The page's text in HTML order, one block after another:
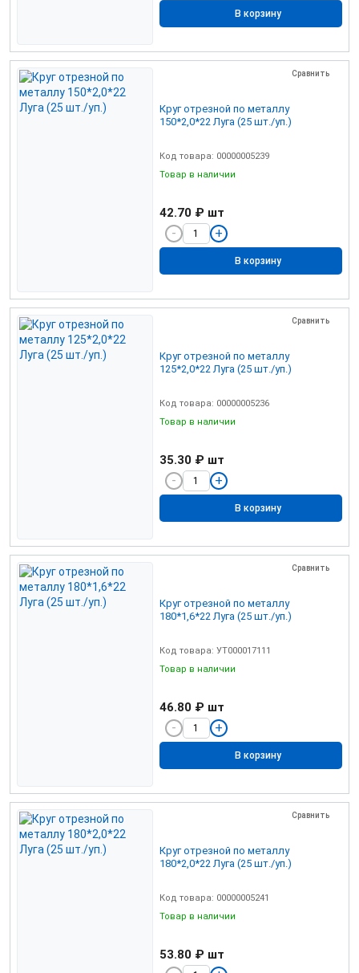
В корзину
Сравнить
Круг отрезной по металлу
150*2,0*22 Луга (25 шт./уп.)
Код товара: 00000005239
Товар в наличии
42.70 ₽ шт
В корзину
Сравнить
Круг отрезной по металлу
125*2,0*22 Луга (25 шт./уп.)
Код товара: 00000005236
Товар в наличии
35.30 ₽ шт
В корзину
Сравнить
Круг отрезной по металлу
180*1,6*22 Луга (25 шт./уп.)
Код товара: УТ000017111
Товар в наличии
46.80 ₽ шт
В корзину
Сравнить
Круг отрезной по металлу
180*2,0*22 Луга (25 шт./уп.)
Код товара: 00000005241
Товар в наличии
53.80 ₽ шт